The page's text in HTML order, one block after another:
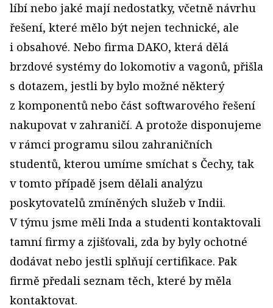
líbí nebo jaké mají nedostatky, včetně návrhu
řešení, které mělo být nejen technické, ale
i obsahové. Nebo firma DAKO, která dělá
brzdové systémy do lokomotiv a vagonů, přišla
s dotazem, jestli by bylo možné některý
z komponentů nebo část softwarového řešení
nakupovat v zahraničí. A protože disponujeme
v rámci programu silou zahraničních
studentů, kterou umíme smíchat s Čechy, tak
v tomto případě jsem dělali analýzu
poskytovatelů zmíněných služeb v Indii.
V týmu jsme měli Inda a studenti kontaktovali
tamní firmy a zjišťovali, zda by byly ochotné
dodávat nebo jestli splňují certifikace. Pak
firmě předali seznam těch, které by měla
kontaktovat.